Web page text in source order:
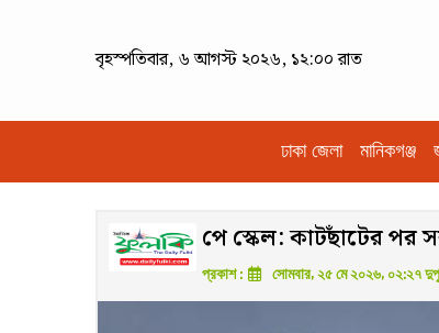
বৃহস্পতিবার, ৬ আগস্ট ২০২৬, ১২:০০ রাত
ঢাকা জেলা মানিকগঞ্জ
পে স্কেল: কাটছাঁটের পর
প্রকাশ : সোমবার, ২৫ মে ২০২৬, ০২:২৭